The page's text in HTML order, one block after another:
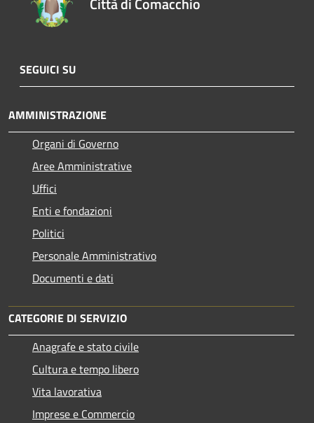
SEGUICI SU
AMMINISTRAZIONE
Organi di Governo
Aree Amministrative
Uffici
Enti e fondazioni
Politici
Personale Amministrativo
Documenti e dati
CATEGORIE DI SERVIZIO
Anagrafe e stato civile
Cultura e tempo libero
Vita lavorativa
Imprese e Commercio